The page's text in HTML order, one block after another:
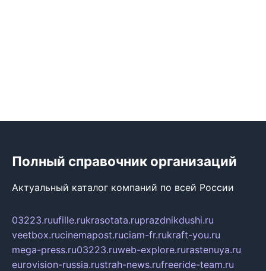
Полный справочник организаций
Актуальный каталог компаний по всей России
03223.ruufille.rukrasotata.ruprazdnikdushi.ru
veetbox.rucinemapost.ruciam-fr.rukraft-you.ru
mega-press.ru03223.ruweb-explore.rurastenuya.ru
eurovision-russia.rustrah-news.rufreeride-team.ru